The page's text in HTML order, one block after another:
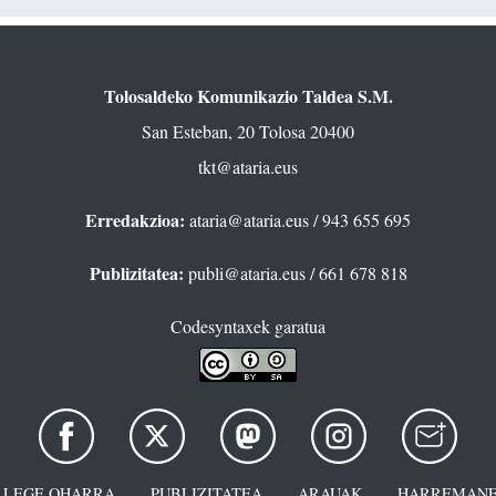
Tolosaldeko Komunikazio Taldea S.M.
San Esteban, 20 Tolosa 20400
tkt@ataria.eus
Erredakzioa: ataria@ataria.eus/ 943 655 695
Publizitatea: publi@ataria.eus/ 661 678 818
Codesyntaxek garatua